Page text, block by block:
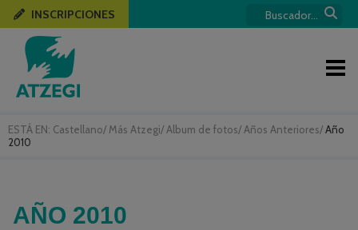
ESTÁ EN: Castellano/ Más Atzegi/ Album de fotos/ Años Anteriores/Año
2010
INSCRIPCIONES
AÑO 2010